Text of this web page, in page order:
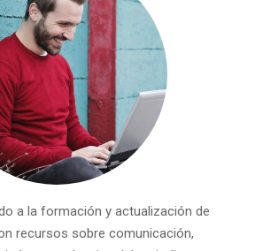
a la formación y actualización de
recursos sobre comunicación,